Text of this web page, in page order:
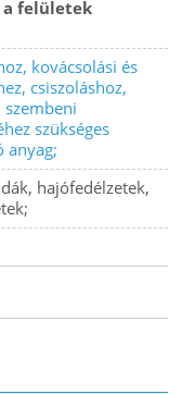
felületek
kovácsolási és
csiszoláshoz,
szembeni
szükséges
anyag;
hajófedélzetek,